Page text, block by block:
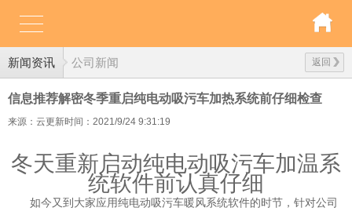
新闻资讯 返回
公司新闻
信息推荐解密冬季重启纯电动吸污车加热系统前仔细检查
来源：云更新时间：2021/9/24 9:31:19
冬天重新启动纯电动吸污车加温系
统软件前认真仔细
如今又到大家应用纯电动吸污车暖风系统软件的时节，针对公司